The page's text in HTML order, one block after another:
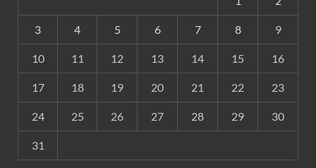
3 4 5 6 7 8 9
10 11 12 13 14 15 16
17 18 19 20 21 22 23
24 25 26 27 28 29 30
31